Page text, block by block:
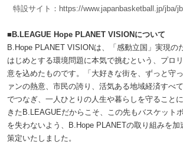
特設サイト：https://www.japanbasketball.jp/jba/
■B.LEAGUE Hope PLANET VISIONについて
B.Hope PLANET VISIONは、「感動立国」実現の
はじめとする環境問題に本気で挑むという、プロ
意を込めたものです。「大好きな街を、ずっと守
ァンの熱意、市民の誇り、活気ある地域経済すべ
でつなぎ、一人ひとりの人生や暮らしを守ること
きたB.LEAGUEだからこそ、この先もバスケット
を失わないよう、B.Hope PLANETの取り組みを加
策定いたしました。